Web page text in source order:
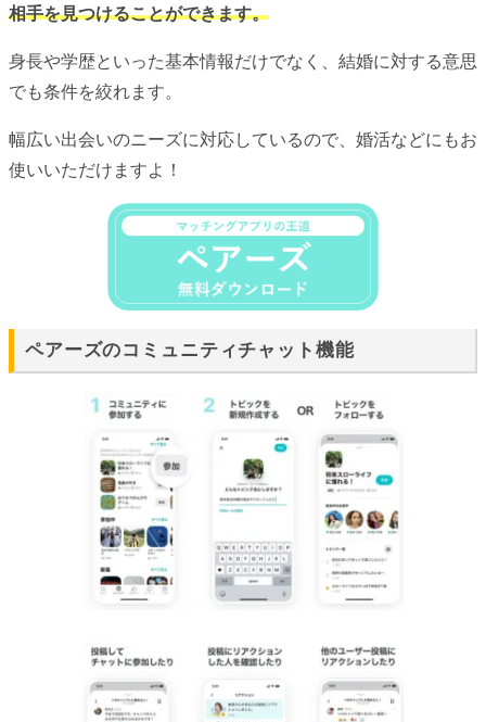
相手を見つけることができます。
身長や学歴といった基本情報だけでなく、結婚に対する意思
でも条件を絞れます。
幅広い出会いのニーズに対応しているので、婚活などにもお
使いいただけますよ！
ペアーズのコミュニティチャット機能